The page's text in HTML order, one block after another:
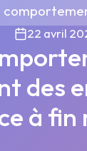
22 avril
des
à fin